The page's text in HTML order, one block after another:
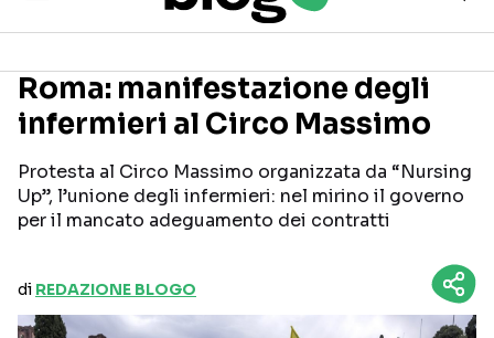
Seguici sui social
Roma: manifestazione degli
infermieri al Circo Massimo
Protesta al Circo Massimo organizzata da “Nursing
Up”, l’unione degli infermieri: nel mirino il governo
per il mancato adeguamento dei contratti
di REDAZIONE BLOGO